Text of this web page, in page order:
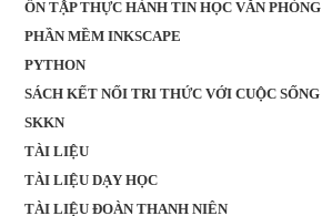
ÔN TẬP THỰC HÀNH TIN HỌC VĂN PHÒNG
PHẦN MỀM INKSCAPE
PYTHON
SÁCH KẾT NỐI TRI THỨC VỚI CUỘC SỐNG
SKKN
TÀI LIỆU
TÀI LIỆU DẠY HỌC
TÀI LIỆU ĐOÀN THANH NIÊN